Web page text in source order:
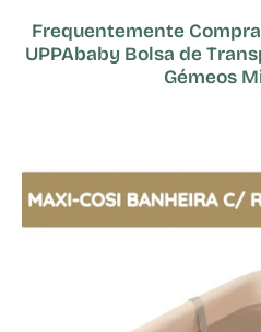
Frequentemente
UPPAbaby Bolsa de
Gémeos